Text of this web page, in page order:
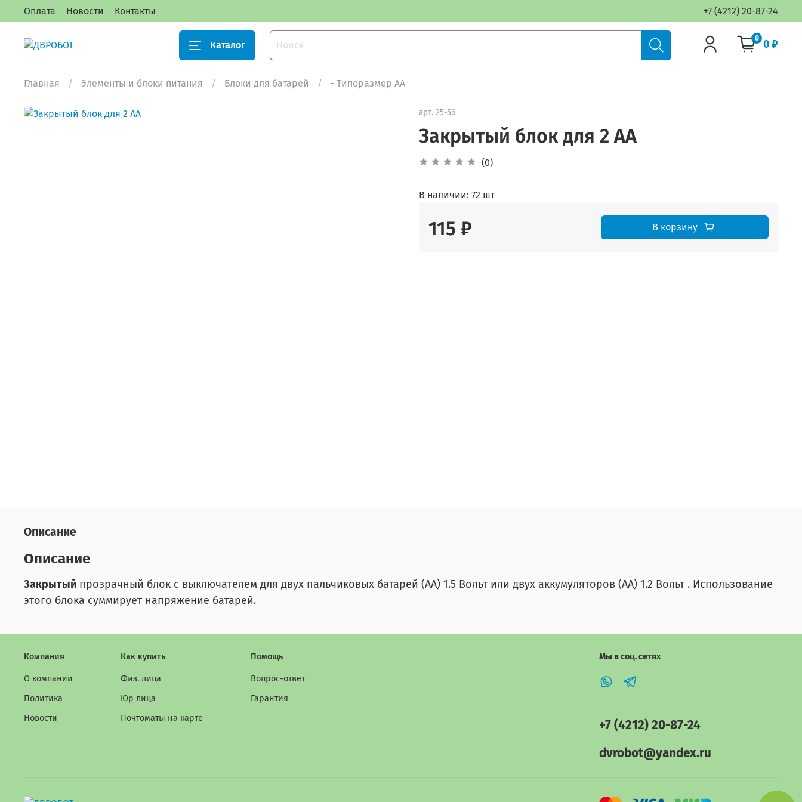
Оплата Новости Контакты +7 (4212) 20-87-24
Каталог
0 0 ₽
Главная Элементы и блоки питания Блоки для батарей - Типоразмер АА
арт. 25-56
Закрытый блок для 2 АА
(0)
В наличии: 72 шт
115 ₽ В корзину
Описание
Описание
Закрытый прозрачный блок с выключателем для двух пальчиковых батарей (АА) 1.5 Вольт или двух аккумуляторов (АА) 1.2 Вольт . Использование
этого блока суммирует напряжение батарей.
Компания
О компании
Политика
Новости
Как купить
Физ. лица
Юр лица
Почтоматы на карте
Помощь
Вопрос-ответ
Гарантия
Мы в соц. сетях
+7 (4212) 20-87-24
dvrobot@yandex.ru